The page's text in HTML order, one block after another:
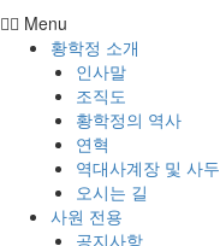
Menu
황학정 소개
인사말
조직도
황학정의 역사
연혁
역대사계장 및 사두
오시는 길
사원 전용
공지사항